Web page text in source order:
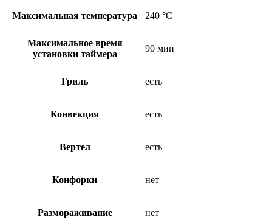
Максимальная температура 240 °С
Максимальное время
установки таймера
90 мин
Гриль есть
Конвекция есть
Вертел есть
Конфорки нет
Размораживание нет